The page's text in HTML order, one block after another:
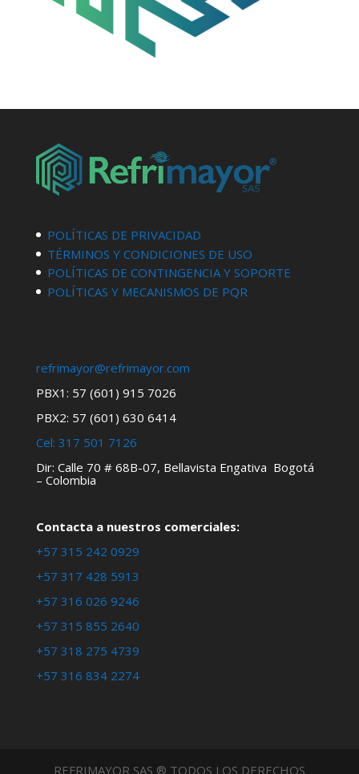
POLÍTICAS DE PRIVACIDAD
TÉRMINOS Y CONDICIONES DE USO
POLÍTICAS DE CONTINGENCIA Y SOPORTE
POLÍTICAS Y MECANISMOS DE PQR
refrimayor@refrimayor.com
PBX1: 57 (601) 915 7026
PBX2: 57 (601) 630 6414
Cel: 317 501 7126
Dir: Calle 70 # 68B-07, Bellavista Engativa Bogotá
– Colombia
Contacta a nuestros comerciales:
+57 315 242 0929
+57 317 428 5913
+57 316 026 9246
+57 315 855 2640
+57 318 275 4739
+57 316 834 2274
REFRIMAYOR SAS ® TODOS LOS DERECHOS